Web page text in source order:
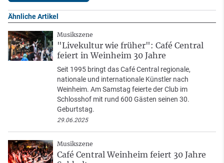
Ähnliche Artikel
Musikszene
"Livekultur wie früher": Café Central
feiert in Weinheim 30 Jahre
Seit 1995 bringt das Café Central regionale,
nationale und internationale Künstler nach
Weinheim. Am Samstag feierte der Club im
Schlosshof mit rund 600 Gästen seinen 30.
Geburtstag.
29.06.2025
Musikszene
Café Central Weinheim feiert 30 Jahre